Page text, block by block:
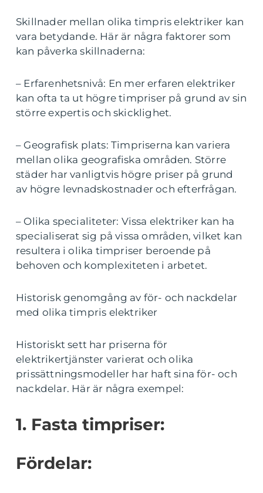
Skillnader mellan olika timpris elektriker kan
vara betydande. Här är några faktorer som
kan påverka skillnaderna:
– Erfarenhetsnivå: En mer erfaren elektriker
kan ofta ta ut högre timpriser på grund av sin
större expertis och skicklighet.
– Geografisk plats: Timpriserna kan variera
mellan olika geografiska områden. Större
städer har vanligtvis högre priser på grund
av högre levnadskostnader och efterfrågan.
– Olika specialiteter: Vissa elektriker kan ha
specialiserat sig på vissa områden, vilket kan
resultera i olika timpriser beroende på
behoven och komplexiteten i arbetet.
Historisk genomgång av för- och nackdelar
med olika timpris elektriker
Historiskt sett har priserna för
elektrikertjänster varierat och olika
prissättningsmodeller har haft sina för- och
nackdelar. Här är några exempel:
1. Fasta timpriser:
Fördelar: